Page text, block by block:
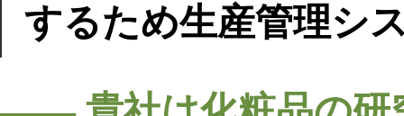
するため生産管理シ